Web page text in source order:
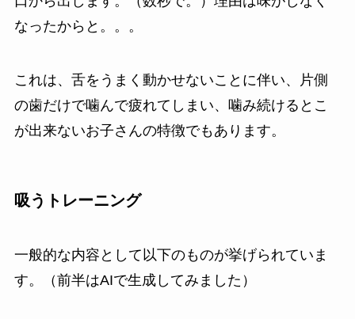
なったからと。。。
これは、舌をうまく動かせないことに伴い、片側
の歯だけで噛んで疲れてしまい、噛み続けるとこ
が出来ないお子さんの特徴でもあります。
吸うトレーニング
一般的な内容として以下のものが挙げられていま
す。（前半はAIで生成してみました）